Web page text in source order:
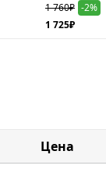
1 760₽ -2%
1 725₽
Цена